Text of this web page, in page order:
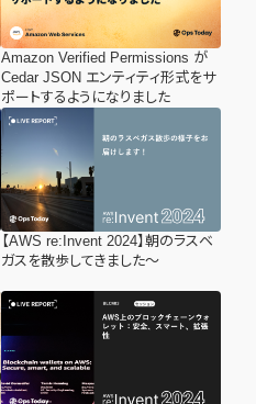
Amazon Verified Permissions が
Cedar JSON エンティティ形式をサ
ポートするようになりました
【AWS re:Invent 2024】朝のラスベ
ガスを散歩してきました～